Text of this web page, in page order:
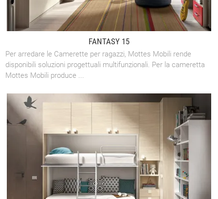
FANTASY 15
Per arredare le Camerette per ragazzi, Mottes Mobili rende
disponibili soluzioni progettuali multifunzionali. Per la cameretta
Mottes Mobili produce ...